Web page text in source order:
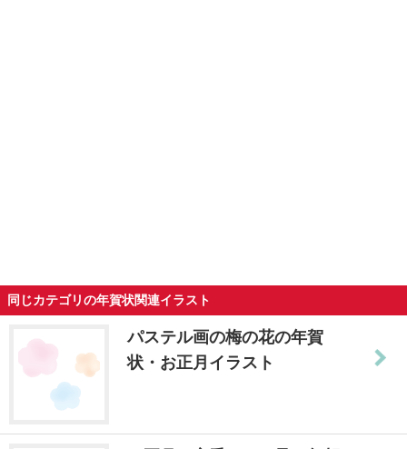
同じカテゴリの年賀状関連イラスト
パステル画の梅の花の年賀
状・お正月イラスト